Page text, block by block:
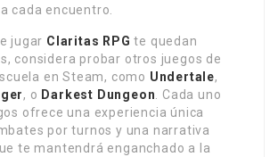
cada encuentro.
jugar Claritas RPG te quedan
considera probar otros juegos de
en Steam, como Undertale,
, o Darkest Dungeon . Cada uno
ofrece una experiencia única
por turnos y una narrativa
te mantendrá enganchado a la